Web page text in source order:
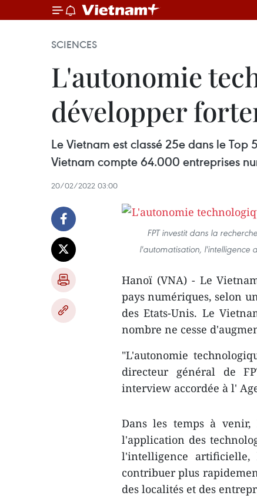
SCIENCES
L'autonomie
développer
Le Vietnam est classé 25e dans le
Vietnam compte 64.000 entreprises
20/02/2022 03:00
FPT investit dans la
l'automatisation, l'intelligence
Hanoï (VNA) - Le
pays numériques, selon
des Etats-Unis. Le
nombre ne cesse
"L'autonomie
directeur général de
interview accordée à l'
Dans les temps à
l'application des
l'intelligence
contribuer plus
des localités et des